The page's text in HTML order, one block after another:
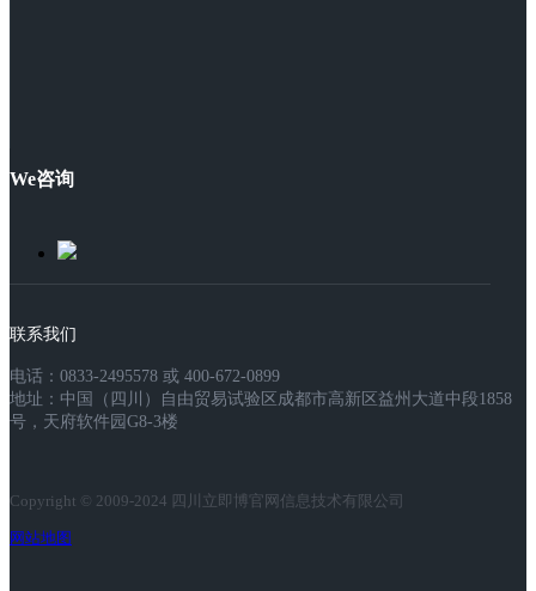
We咨询
联系我们
电话：0833-2495578 或 400-672-0899
地址：中国（四川）自由贸易试验区成都市高新区益州大道中段1858
号，天府软件园G8-3楼
Copyright © 2009-2024 四川立即博官网信息技术有限公司
网站地图